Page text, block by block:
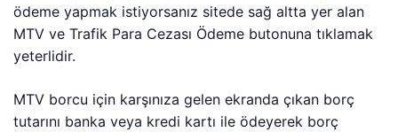
ödeme yapmak istiyorsanız sitede sağ altta yer alan
MTV ve Trafik Para Cezası Ödeme butonuna tıklamak
yeterlidir.
MTV borcu için karşınıza gelen ekranda çıkan borç
tutarını banka veya kredi kartı ile ödeyerek borç